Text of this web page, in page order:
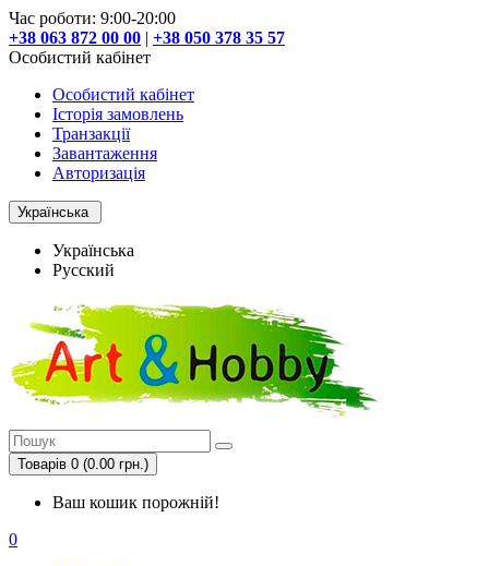
Час роботи: 9:00-20:00
+38 063 872 00 00 | +38 050 378 35 57
Особистий кабінет
Особистий кабінет
Історія замовлень
Транзакції
Завантаження
Авторизація
Українська
Українська
Русский
Товарів 0 (0.00 грн.)
Ваш кошик порожній!
0